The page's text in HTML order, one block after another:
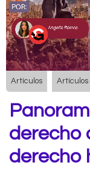
Artículos Artículos
derecho
derecho